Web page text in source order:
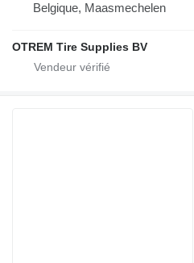
Belgique, Maasmechelen
OTREM Tire Supplies BV